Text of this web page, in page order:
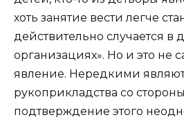
хоть занятие вести легче
действительно случается в
организациях». Но и это не
явление. Нередкими
рукоприкладства со
подтверждение этого